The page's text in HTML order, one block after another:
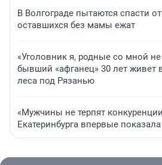
В Волгограде пытаются спасти
оставшихся без мамы ежат
«Уголовник я, родные со мной
бывший «афганец» 30 лет живет
леса под Рязанью
«Мужчины не терпят
Екатеринбурга впервые